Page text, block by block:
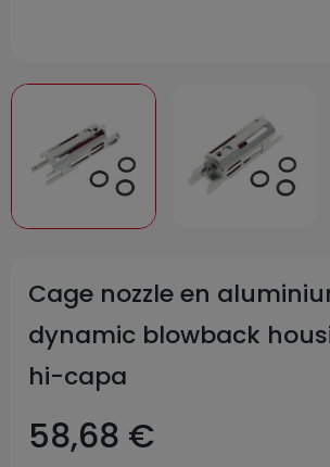
Cage nozzle en
dynamic blowback
hi-capa
58,68 €